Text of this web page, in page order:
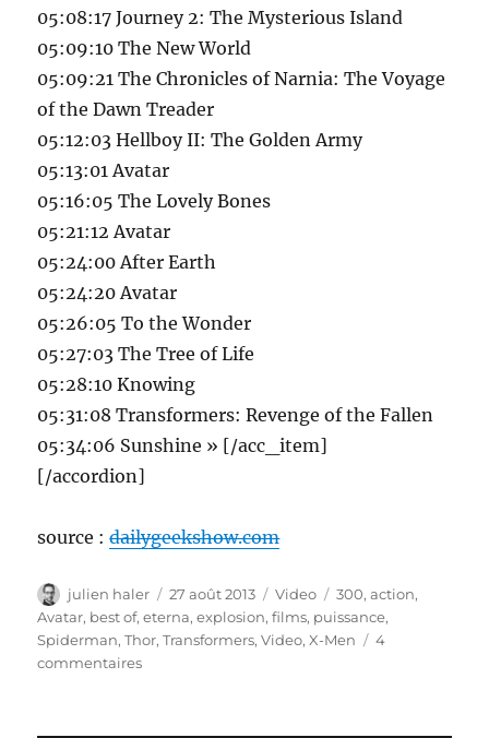
05:08:17 Journey 2: The Mysterious Island
05:09:10 The New World
05:09:21 The Chronicles of Narnia: The Voyage
of the Dawn Treader
05:12:03 Hellboy II: The Golden Army
05:13:01 Avatar
05:16:05 The Lovely Bones
05:21:12 Avatar
05:24:00 After Earth
05:24:20 Avatar
05:26:05 To the Wonder
05:27:03 The Tree of Life
05:28:10 Knowing
05:31:08 Transformers: Revenge of the Fallen
05:34:06 Sunshine » [/acc_item]
[/accordion]
source :dailygeekshow.com
Auteur
julien haler
Publié
le
27 août 2013 Catégories
Video Étiquettes
300,action,
Avatar, best of,eterna,explosion,films, puissance,
Spiderman,Thor,Transformers,Video,X-Men
4
commentairessur